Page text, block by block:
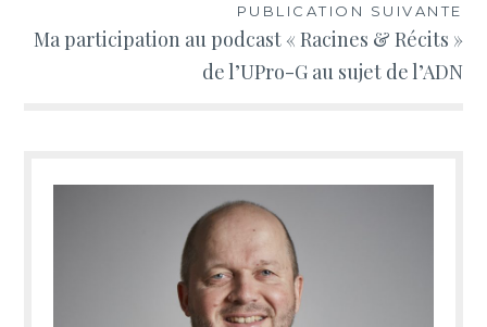
PUBLICATION SUIVANTE
Ma participation au podcast « Racines & Récits »
de l’UPro-G au sujet de l’ADN